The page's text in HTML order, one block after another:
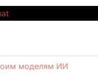
моделям ИИ